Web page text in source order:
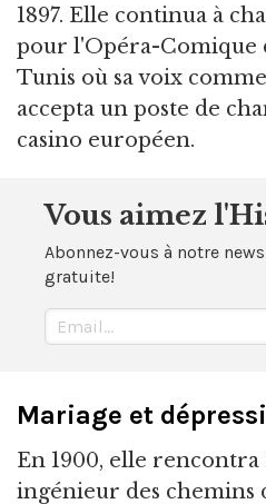
1897. Elle continua à
pour l'Opéra-Comique
Tunis où sa voix
accepta un poste de
casino européen.
Vous aimez
Abonnez-vous à notre
gratuite!
Mariage et
En 1900, elle
ingénieur des chemins